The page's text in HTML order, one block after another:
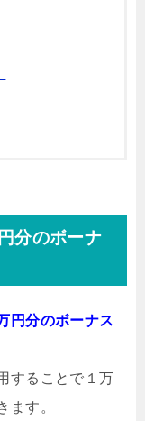
分のボーナ
円分のボーナス
することで１万
ます。